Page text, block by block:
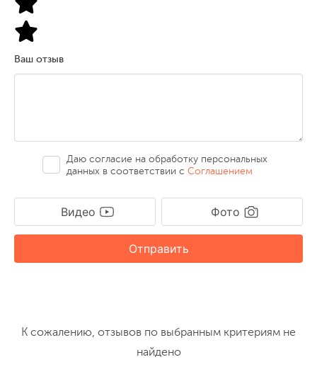
Ваш отзыв
Даю согласие на обработку персональных
данных в соответствии сСоглашением
Видео Фото
Отправить
К сожалению, отзывов по выбранным критериям не
найдено